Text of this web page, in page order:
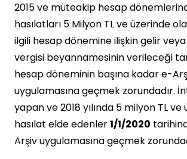
2015 ve müteakip hesap
hasılatları 5 Milyon TL ve üzerinde
ilgili hesap dönemine ilişkin gelir
vergisi beyannamesinin verileceği
hesap döneminin başına kadar e-
uygulamasına geçmek zorundadır.
yapan ve 2018 yılında 5 milyon TL ve
hasılat elde edenler1/1/2020
Arşiv uygulamasına geçmek